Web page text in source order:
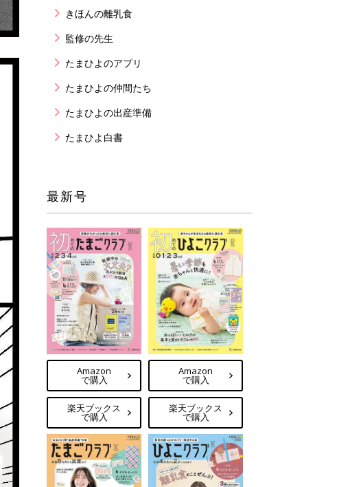
きほんの離乳食
監修の先生
たまひよのアプリ
たまひよの仲間たち
たまひよの出産準備
たまひよ白書
最新号
Amazon
で購入
楽天ブックス
で購入
Amazon
で購入
楽天ブックス
で購入